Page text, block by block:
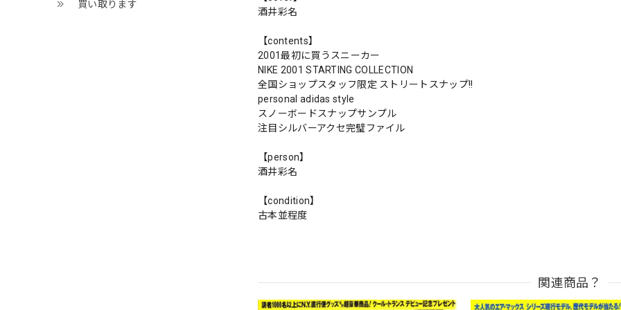
買い取ります
酒井彩名
【contents】
2001最初に買うスニーカー
NIKE 2001 STARTING COLLECTION
全国ショップスタッフ限定 ストリートスナップ!!
personal adidas style
スノーボードスナップサンプル
注目シルバーアクセ完璧ファイル
【person】
酒井彩名
【condition】
古本並程度
関連商品？